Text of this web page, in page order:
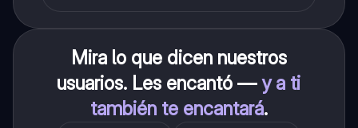
Mira lo que dicen nuestros
usuarios. Les encantó —y a ti
también te encantará.